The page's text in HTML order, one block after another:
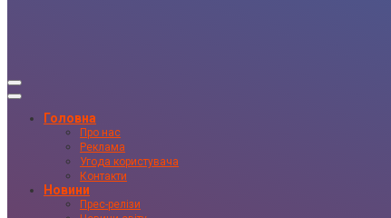
Головна
Про нас
Реклама
Угода користувача
Контакти
Новини
Прес-релізи